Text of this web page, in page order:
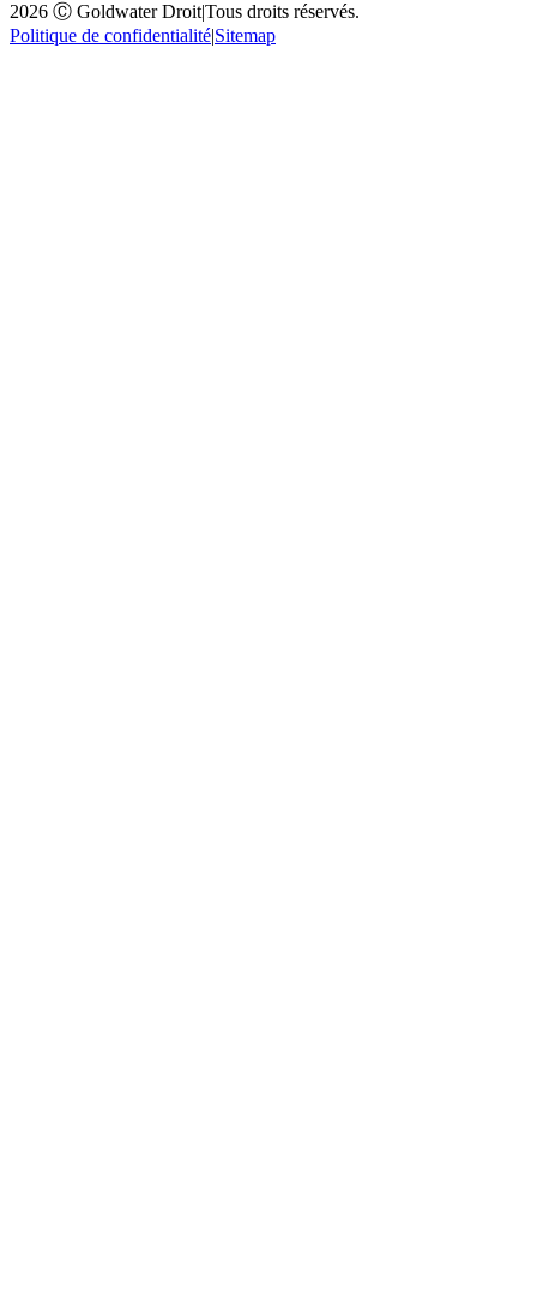
2026 Ⓒ Goldwater Droit|Tous droits réservés.
Politique de confidentialité|Sitemap